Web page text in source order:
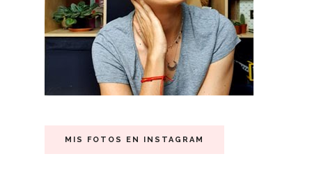
MIS FOTOS EN INSTAGRAM